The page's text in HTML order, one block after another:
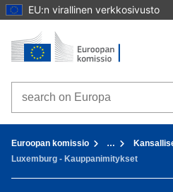
EU:n virallinen verkkosivusto
Sisältöön
Etusivu - Euroopan komissio
Search on Europa websites
Euroopan komissio …
Luxemburg - Kauppanimitykset